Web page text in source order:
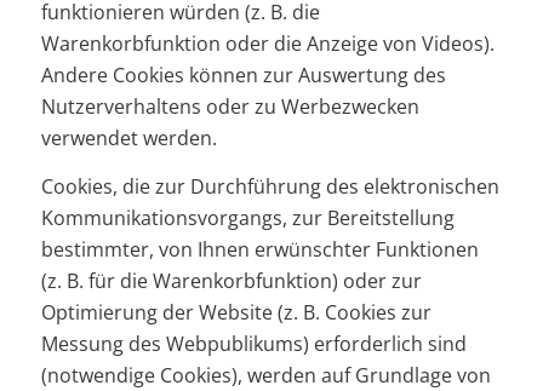
funktionieren würden (z. B. die
Warenkorbfunktion oder die Anzeige von Videos).
Andere Cookies können zur Auswertung des
Nutzerverhaltens oder zu Werbezwecken
verwendet werden.
Cookies, die zur Durchführung des elektronischen
Kommunikationsvorgangs, zur Bereitstellung
bestimmter, von Ihnen erwünschter Funktionen
(z. B. für die Warenkorbfunktion) oder zur
Optimierung der Website (z. B. Cookies zur
Messung des Webpublikums) erforderlich sind
(notwendige Cookies), werden auf Grundlage von